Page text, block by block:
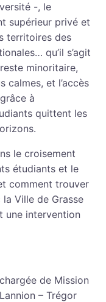
-, le
supérieur privé et
territoires des
qu’il s’agit
minoritaire,
calmes, et l’accès
à
quittent les
le croisement
étudiants et le
comment trouver
Ville de Grasse
une intervention
de Mission
– Trégor